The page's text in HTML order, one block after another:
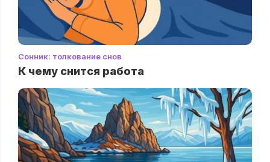
Сонник: толкование снов
К чему снится работа